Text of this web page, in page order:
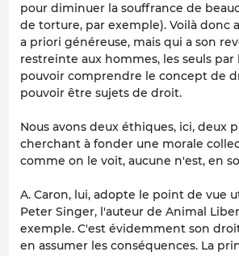
pour diminuer la souffrance de
de torture, par exemple). Voilà donc
a priori généreuse, mais qui a son
restreinte aux hommes, les seuls
pouvoir comprendre le concept de
pouvoir être sujets de droit.
Nous avons deux éthiques, ici, deux
cherchant à fonder une morale
comme on le voit, aucune n'est, en
A. Caron, lui, adopte le point de vue
Peter Singer, l'auteur de Animal
exemple. C'est évidemment son
en assumer les conséquences. La